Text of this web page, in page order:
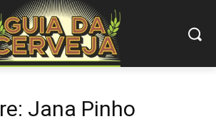
Jana Pinho